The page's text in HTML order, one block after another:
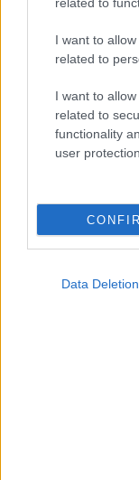
I want to
related to
I want to
related to
functionality
user protection.
Data Deletion